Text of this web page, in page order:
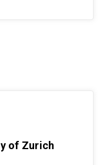
of Zurich